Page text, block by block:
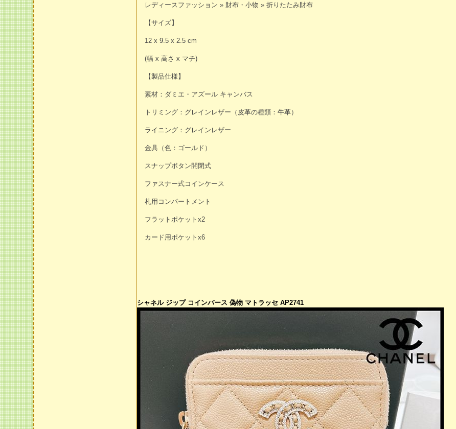
レディースファッション » 財布・小物 » 折りたたみ財布
【サイズ】
12 x 9.5 x 2.5 cm
(幅 x 高さ x マチ)
【製品仕様】
素材：ダミエ・アズール キャンバス
トリミング：グレインレザー（皮革の種類：牛革）
ライニング：グレインレザー
金具（色：ゴールド）
スナップボタン開閉式
ファスナー式コインケース
札用コンパートメント
フラットポケットx2
カード用ポケットx6
シャネル ジップ コインパース 偽物 マトラッセ AP2741